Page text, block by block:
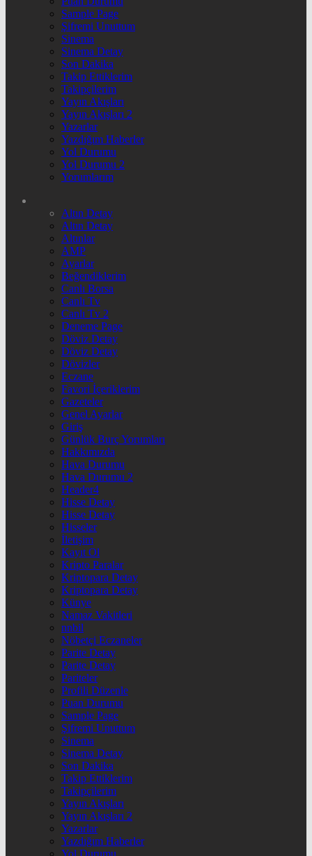
Sample Page
Şifremi Unuttum
Sinema
Sinema Detay
Son Dakika
Takip Ettiklerim
Takipçilerim
Yayın Akışları
Yayın Akışları 2
Yazarlar
Yazdığım Haberler
Yol Durumu
Yol Durumu 2
Yorumlarım
Altın Detay
Altın Detay
Altınlar
AMP
Ayarlar
Beğendiklerim
Canlı Borsa
Canlı Tv
Canlı Tv 2
Deneme Page
Döviz Detay
Döviz Detay
Dövizler
Eczane
Favori İçeriklerim
Gazeteler
Genel Ayarlar
Giriş
Günlük Burç Yorumları
Hakkımızda
Hava Durumu
Hava Durumu 2
Header4
Hisse Detay
Hisse Detay
Hisseler
İletişim
Kayıt Ol
Kripto Paralar
Kriptopara Detay
Kriptopara Detay
Künye
Namaz Vakitleri
nnbil
Nöbetçi Eczaneler
Parite Detay
Parite Detay
Pariteler
Profili Düzenle
Puan Durumu
Sample Page
Şifremi Unuttum
Sinema
Sinema Detay
Son Dakika
Takip Ettiklerim
Takipçilerim
Yayın Akışları
Yayın Akışları 2
Yazarlar
Yazdığım Haberler